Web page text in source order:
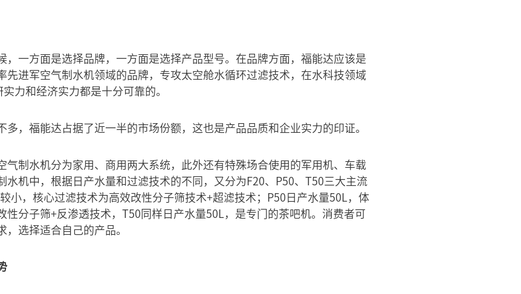
，一方面是选择品牌，一方面是选择产品型号。在品牌方面，福能达应该是
先进军空气制水机领域的品牌，专攻太空舱水循环过滤技术，在水科技领域
力和经济实力都是十分可靠的。
多，福能达占据了近一半的市场份额，这也是产品品质和企业实力的印证。
气制水机分为家用、商用两大系统，此外还有特殊场合使用的军用机、车载
水机中，根据日产水量和过滤技术的不同，又分为F20、P50、T50三大主流
小，核心过滤技术为高效改性分子筛技术+超滤技术；P50日产水量50L，体
性分子筛+反渗透技术，T50同样日产水量50L，是专门的茶吧机。消费者可
选择适合自己的产品。